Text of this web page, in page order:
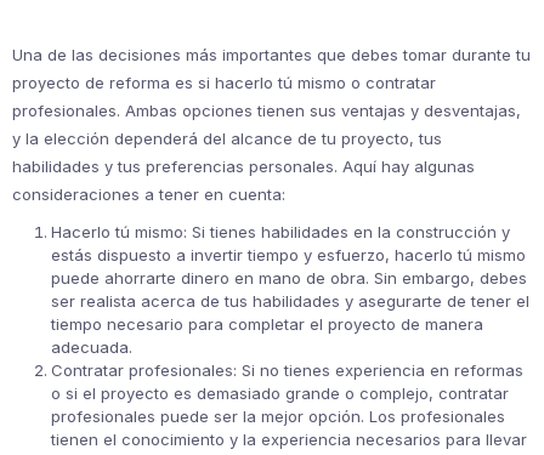
Una de las decisiones más importantes que debes tomar durante tu
proyecto de reforma es si hacerlo tú mismo o contratar
profesionales. Ambas opciones tienen sus ventajas y desventajas,
y la elección dependerá del alcance de tu proyecto, tus
habilidades y tus preferencias personales. Aquí hay algunas
consideraciones a tener en cuenta:
Hacerlo tú mismo: Si tienes habilidades en la construcción y
estás dispuesto a invertir tiempo y esfuerzo, hacerlo tú mismo
puede ahorrarte dinero en mano de obra. Sin embargo, debes
ser realista acerca de tus habilidades y asegurarte de tener el
tiempo necesario para completar el proyecto de manera
adecuada.
Contratar profesionales: Si no tienes experiencia en reformas
o si el proyecto es demasiado grande o complejo, contratar
profesionales puede ser la mejor opción. Los profesionales
tienen el conocimiento y la experiencia necesarios para llevar